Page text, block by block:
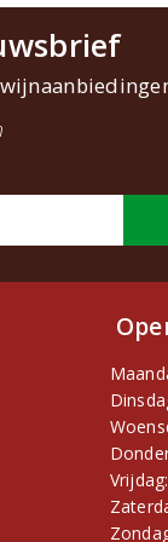
Vrijdag: